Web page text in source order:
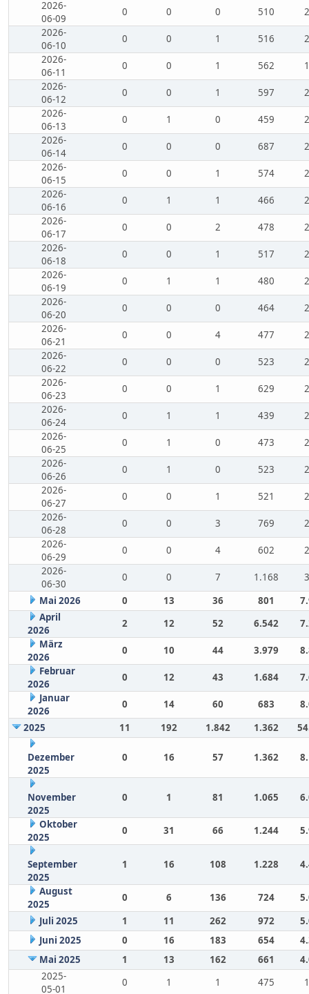
2026-
06-09
0 0 0 510
2026-
06-10
0 0 1 516
2026-
06-11
0 0 1 562
2026-
06-12
0 0 1 597
2026-
06-13
0 1 0 459
2026-
06-14
0 0 0 687
2026-
06-15
0 0 1 574
2026-
06-16
0 1 1 466
2026-
06-17
0 0 2 478
2026-
06-18
0 0 1 517
2026-
06-19
0 1 1 480
2026-
06-20
0 0 0 464
2026-
06-21
0 0 4 477
2026-
06-22
0 0 0 523
2026-
06-23
0 0 1 629
2026-
06-24
0 1 1 439
2026-
06-25
0 1 0 473
2026-
06-26
0 1 0 523
2026-
06-27
0 0 1 521
2026-
06-28
0 0 3 769
2026-
06-29
0 0 4 602
2026-
06-30
0 0 7 1.168
Mai 2026
0 13 36 801
April
2026
2 12 52 6.542
März
2026
0 10 44 3.979
Februar
2026
0 12 43 1.684
Januar
2026
0 14 60 683
2025
11 192 1.842 1.362
Dezember
2025
0 16 57 1.362
November
2025
0 1 81 1.065
Oktober
2025
0 31 66 1.244
September
2025
1 16 108 1.228
August
2025
0 6 136 724
Juli 2025
1 11 262 972
Juni 2025
0 16 183 654
Mai 2025
1 13 162 661
2025-
05-01
0 1 1 475